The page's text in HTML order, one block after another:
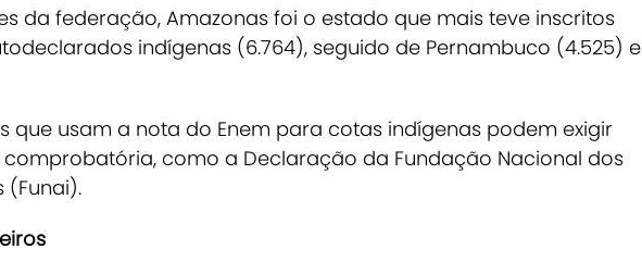
da federação, Amazonas foi o estado que mais teve inscritos
indígenas (6.764), seguido de Pernambuco (4.525) e
que usam a nota do Enem para cotas indígenas podem exigir
como a Declaração da Fundação Nacional dos
(Funai).